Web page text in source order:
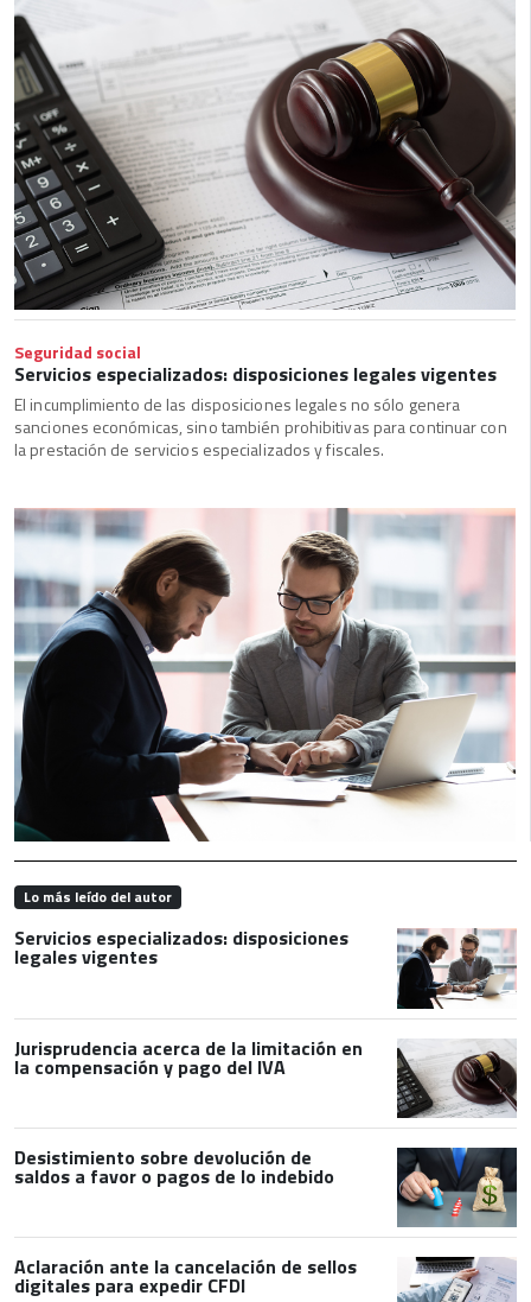
Seguridad social
Servicios especializados: disposiciones legales vigentes
El incumplimiento de las disposiciones legales no sólo genera
sanciones económicas, sino también prohibitivas para continuar con
la prestación de servicios especializados y fiscales.
Lo más leído del autor
Servicios especializados: disposiciones
legales vigentes
Jurisprudencia acerca de la limitación en
la compensación y pago del IVA
Desistimiento sobre devolución de
saldos a favor o pagos de lo indebido
Aclaración ante la cancelación de sellos
digitales para expedir CFDI